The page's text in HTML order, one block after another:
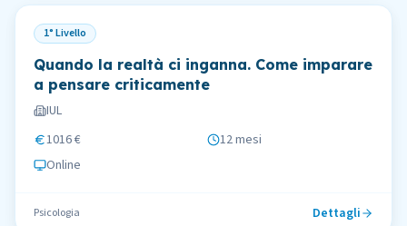
1° Livello
Quando la realtà ci inganna. Come imparare
a pensare criticamente
IUL
1016 €
12 mesi
Online
Psicologia Dettagli